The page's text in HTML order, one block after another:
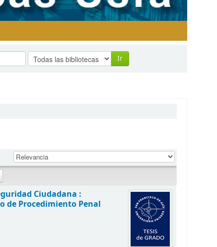
Ir
Ciudadana :
de Procedimiento Penal